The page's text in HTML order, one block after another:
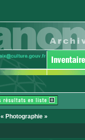
« Photographie »